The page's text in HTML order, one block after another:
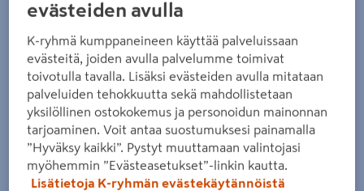
evästeiden avulla
K-ryhmä kumppaneineen käyttää palveluissaan
evästeitä, joiden avulla palvelumme toimivat
toivotulla tavalla. Lisäksi evästeiden avulla mitataan
palveluiden tehokkuutta sekä mahdollistetaan
yksilöllinen ostokokemus ja personoidun mainonnan
tarjoaminen. Voit antaa suostumuksesi painamalla
”Hyväksy kaikki”. Pystyt muuttamaan valintojasi
myöhemmin ”Evästeasetukset”-linkin kautta.
Lisätietoja K-ryhmän evästekäytännöistä